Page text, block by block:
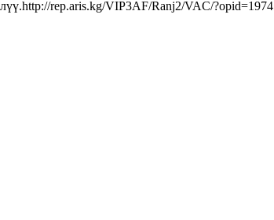
rep.aris.kg/VIP3AF/Ranj2/VAC/?opid=1974